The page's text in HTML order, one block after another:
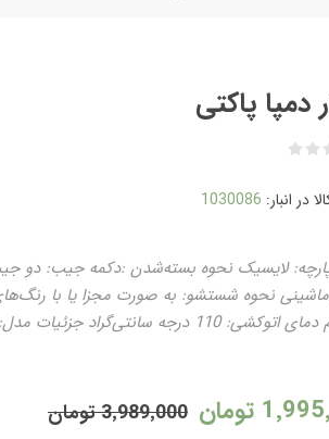
دمپا پاکتی
در انبار: 1030086
جزئیات مدل: پشت کمرکشی، دمپا پاکتی و غیر قابل برگردان
3٬989٬000 تومان تومان